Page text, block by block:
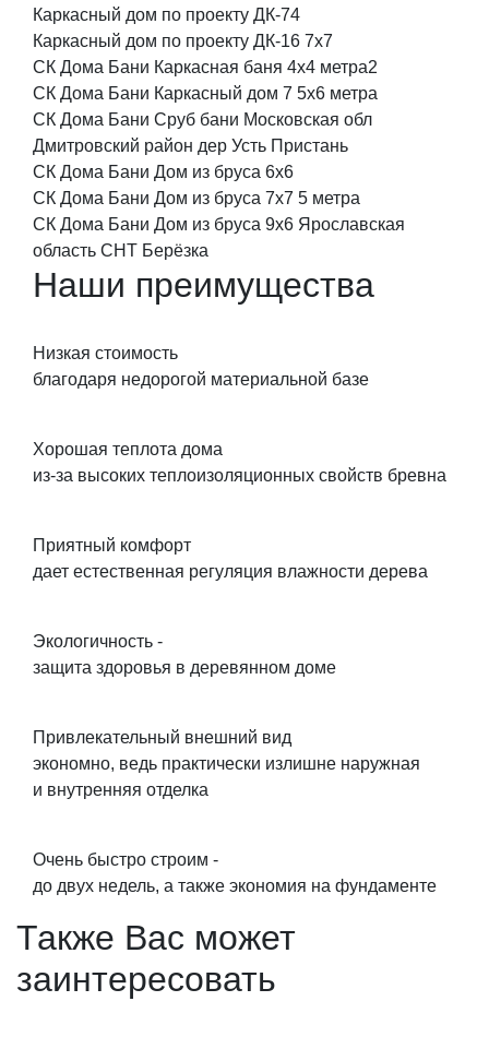
Каркасный дом по проекту ДК-74
Каркасный дом по проекту ДК-16 7x7
СК Дома Бани Каркасная баня 4х4 метра2
СК Дома Бани Каркасный дом 7 5х6 метра
СК Дома Бани Сруб бани Московская обл
Дмитровский район дер Усть Пристань
СК Дома Бани Дом из бруса 6x6
СК Дома Бани Дом из бруса 7х7 5 метра
СК Дома Бани Дом из бруса 9x6 Ярославская
область СНТ Берёзка
Наши преимущества
Низкая стоимость
благодаря недорогой материальной базе
Хорошая теплота дома
из-за высоких теплоизоляционных свойств бревна
Приятный комфорт
дает естественная регуляция влажности дерева
Экологичность -
защита здоровья в деревянном доме
Привлекательный внешний вид
экономно, ведь практически излишне наружная
и внутренняя отделка
Очень быстро строим -
до двух недель, а также экономия на фундаменте
Также Вас может
заинтересовать